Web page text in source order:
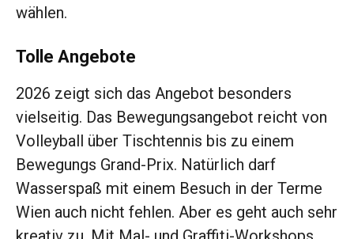
wählen.
Tolle Angebote
2026 zeigt sich das Angebot besonders
vielseitig. Das Bewegungsangebot reicht von
Volleyball über Tischtennis bis zu einem
Bewegungs Grand-Prix. Natürlich darf
Wasserspaß mit einem Besuch in der Terme
Wien auch nicht fehlen. Aber es geht auch sehr